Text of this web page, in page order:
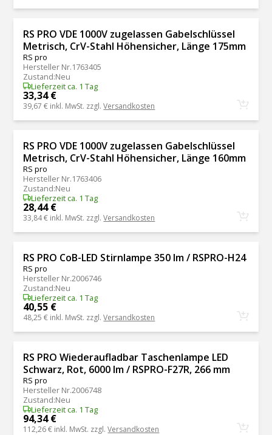
RS PRO VDE 1000V zugelassen Gabelschlüssel
Metrisch, CrV-Stahl Höhensicher, Länge 175mm
RS pro
Hersteller Nr.1763405
Zustand:Neu
Lieferzeit ca. 1 Tag
33,34 €
39,67 € inkl. MwSt. zzgl.Versandkosten
RS PRO VDE 1000V zugelassen Gabelschlüssel
Metrisch, CrV-Stahl Höhensicher, Länge 160mm
RS pro
Hersteller Nr.1763406
Zustand:Neu
Lieferzeit ca. 1 Tag
28,44 €
33,84 € inkl. MwSt. zzgl.Versandkosten
RS PRO CoB-LED Stirnlampe 350 lm / RSPRO-H24
RS pro
Hersteller Nr.2006746
Zustand:Neu
Lieferzeit ca. 1 Tag
40,55 €
48,25 € inkl. MwSt. zzgl.Versandkosten
RS PRO Wiederaufladbar Taschenlampe LED
Schwarz, Rot, 6000 lm / RSPRO-F27R, 266 mm
RS pro
Hersteller Nr.2006748
Zustand:Neu
Lieferzeit ca. 1 Tag
94,34 €
112,26 € inkl. MwSt. zzgl.Versandkosten